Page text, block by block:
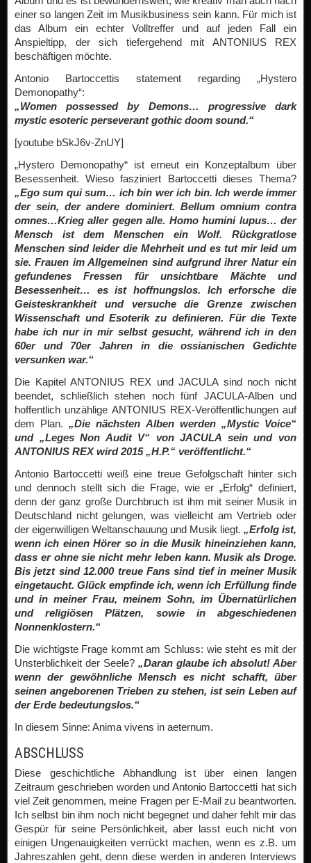
einer so langen Zeit im Musikbusiness sein kann. Für mich ist
das Album ein echter Volltreffer und auf jeden Fall ein
Anspieltipp, der sich tiefergehend mit ANTONIUS REX
beschäftigen möchte.
Antonio Bartoccettis statement regarding „Hystero
Demonopathy“:
„Women possessed by Demons… progressive dark
mystic esoteric perseverant gothic doom sound.“
[youtube bSkJ6v-ZnUY]
„Hystero Demonopathy“ ist erneut ein Konzeptalbum über
Besessenheit. Wieso fasziniert Bartoccetti dieses Thema?
„Ego sum qui sum… ich bin wer ich bin. Ich werde immer
der sein, der andere dominiert. Bellum omnium contra
omnes…Krieg aller gegen alle. Homo humini lupus… der
Mensch ist dem Menschen ein Wolf. Rückgratlose
Menschen sind leider die Mehrheit und es tut mir leid um
sie. Frauen im Allgemeinen sind aufgrund ihrer Natur ein
gefundenes Fressen für unsichtbare Mächte und
Besessenheit… es ist hoffnungslos. Ich erforsche die
Geisteskrankheit und versuche die Grenze zwischen
Wissenschaft und Esoterik zu definieren. Für die Texte
habe ich nur in mir selbst gesucht, während ich in den
60er und 70er Jahren in die ossianischen Gedichte
versunken war.“
Die Kapitel ANTONIUS REX und JACULA sind noch nicht
beendet, schließlich stehen noch fünf JACULA-Alben und
hoffentlich unzählige ANTONIUS REX-Veröffentlichungen auf
dem Plan.„Die nächsten Alben werden „Mystic Voice“
und „Leges Non Audit V“ von JACULA sein und von
ANTONIUS REX wird 2015 „H.P.“ veröffentlicht.“
Antonio Bartoccetti weiß eine treue Gefolgschaft hinter sich
und dennoch stellt sich die Frage, wie er „Erfolg“ definiert,
denn der ganz große Durchbruch ist ihm mit seiner Musik in
Deutschland nicht gelungen, was vielleicht am Vertrieb oder
der eigenwilligen Weltanschauung und Musik liegt. „Erfolg ist,
wenn ich einen Hörer so in die Musik hineinziehen kann,
dass er ohne sie nicht mehr leben kann. Musik als Droge.
Bis jetzt sind 12.000 treue Fans sind tief in meiner Musik
eingetaucht. Glück empfinde ich, wenn ich Erfüllung finde
und in meiner Frau, meinem Sohn, im Übernatürlichen
und religiösen Plätzen, sowie in abgeschiedenen
Nonnenklostern.“
Die wichtigste Frage kommt am Schluss: wie steht es mit der
Unsterblichkeit der Seele? „Daran glaube ich absolut! Aber
wenn der gewöhnliche Mensch es nicht schafft, über
seinen angeborenen Trieben zu stehen, ist sein Leben auf
der Erde bedeutungslos.“
In diesem Sinne: Anima vivens in aeternum.
ABSCHLUSS
Diese geschichtliche Abhandlung ist über einen langen
Zeitraum geschrieben worden und Antonio Bartoccetti hat sich
viel Zeit genommen, meine Fragen per E-Mail zu beantworten.
Ich selbst bin ihm noch nicht begegnet und daher fehlt mir das
Gespür für seine Persönlichkeit, aber lasst euch nicht von
einigen Ungenauigkeiten verrückt machen, wenn es z.B. um
Jahreszahlen geht, denn diese werden in anderen Interviews